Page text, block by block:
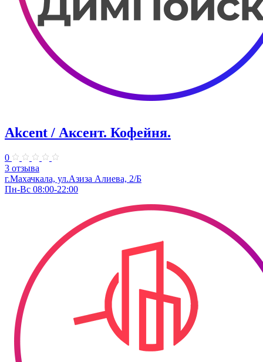
Akcent / Аксент. Кофейня.
0
3 отзыва
г.Махачкала, ул.Азиза Алиева, 2/Б
Пн-Вс 08:00-22:00